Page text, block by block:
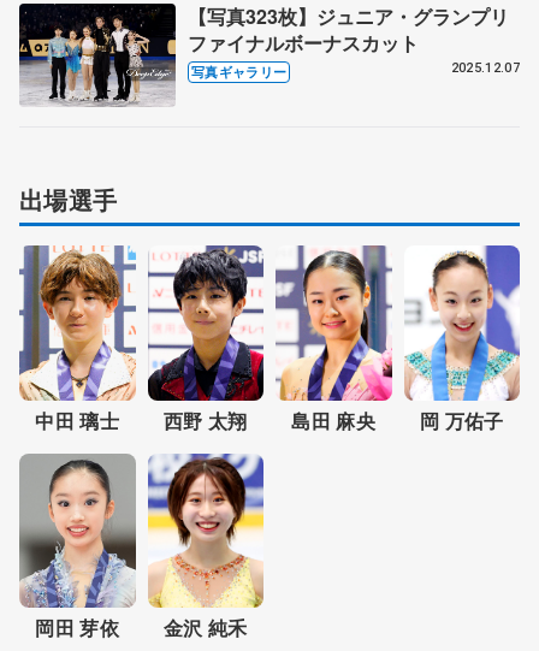
【写真323枚】ジュニア・グランプリ
ファイナルボーナスカット
写真ギャラリー 2025.12.07
出場選手
中田 璃士 西野 太翔 島田 麻央 岡 万佑子
岡田 芽依 金沢 純禾